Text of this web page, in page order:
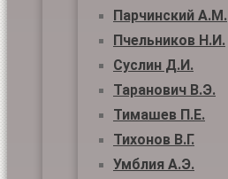
Парчинский А.М.
Пчельников Н.И.
Суслин Д.И.
Таранович В.Э.
Тимашев П.Е.
Тихонов В.Г.
Умблия А.Э.